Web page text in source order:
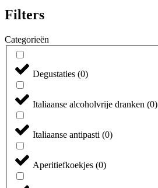
Filters
Categorieën
Degustaties (0)
Italiaanse alcoholvrije dranken (0)
Italiaanse antipasti (0)
Aperitiefkoekjes (0)